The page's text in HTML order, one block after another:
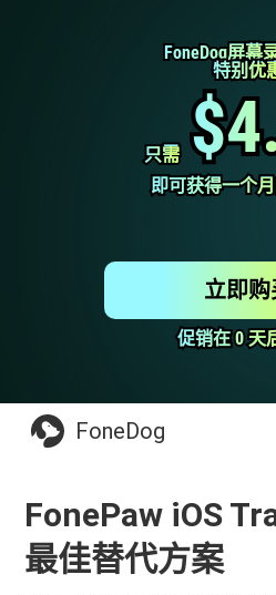
FoneDog屏幕
FoneDog屏幕
特别优
特别优
只需
只需
即可获得一个
即可获得一个
促销在 0 天
促销在 0 天
立即购
FoneDog
FonePaw iOS
最佳替代方案